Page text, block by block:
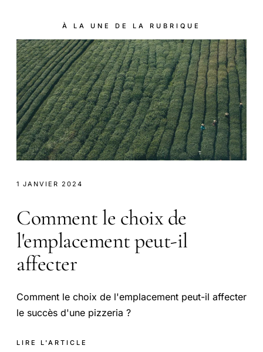
À LA UNE DE LA RUBRIQUE
1 JANVIER 2024
Comment le choix de
l'emplacement peut-il
affecter
Comment le choix de l'emplacement peut-il affecter
le succès d'une pizzeria ?
LIRE L'ARTICLE